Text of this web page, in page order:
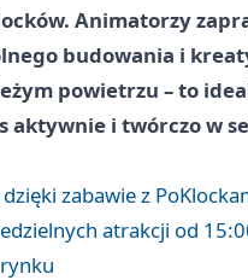
Animatorzy
budowania i
powietrzu – to
aktywnie i twórczo w
zabawie z
atrakcji od